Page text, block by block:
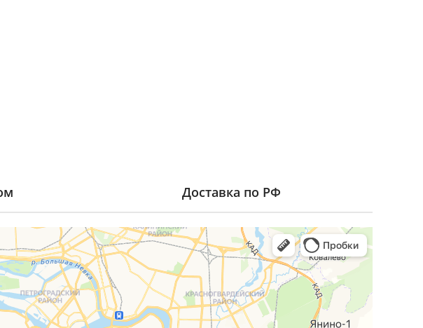
Доставка по РФ